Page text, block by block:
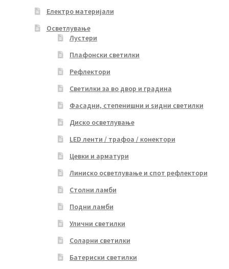
Електро материјали
Осветлување
Лустери
Плафонски светилки
Рефлектори
Светилки за во двор и градина
Фасадни, степенишни и ѕидни светилки
Диско осветлување
LED ленти / трафоа / конектори
Цевки и арматури
Линиско осветлување и спот рефлектори
Столни ламби
Подни ламби
Улични светилки
Соларни светилки
Батериски светилки